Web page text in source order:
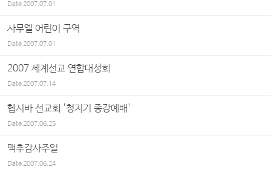
Date2007.07.01
사무엘 어린이 구역
Date2007.07.01
2007 세계선교 연합대성회
Date2007.07.14
헵시바 선교회 '청지기 종강예배'
Date2007.06.25
맥추감사주일
Date2007.06.24